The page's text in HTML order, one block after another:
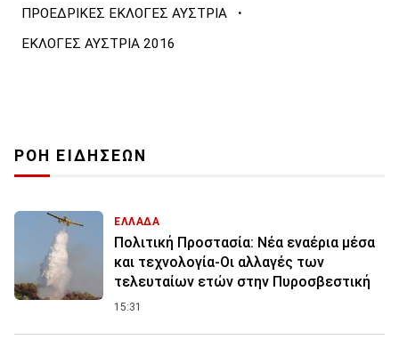
ΠΡΟΕΔΡΙΚΕΣ ΕΚΛΟΓΕΣ ΑΥΣΤΡΙΑ ·
ΕΚΛΟΓΕΣ ΑΥΣΤΡΙΑ 2016
ΡΟΗ ΕΙΔΗΣΕΩΝ
ΕΛΛΑΔΑ
Πολιτική Προστασία: Νέα εναέρια μέσα
και τεχνολογία-Οι αλλαγές των
τελευταίων ετών στην Πυροσβεστική
15:31